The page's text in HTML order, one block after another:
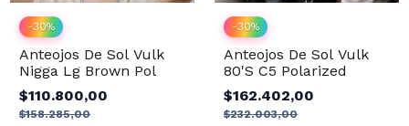
-30%
Anteojos De Sol Vulk
Nigga Lg Brown Pol
$110.800,00
$158.285,00
-30%
Anteojos De Sol Vulk
80'S C5 Polarized
$162.402,00
$232.003,00